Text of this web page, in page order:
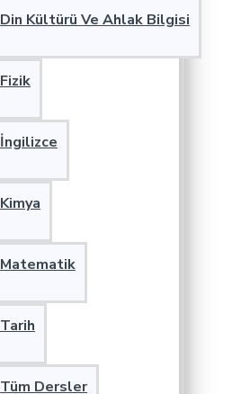
Din Kültürü Ve Ahlak Bilgisi
Fizik
İngilizce
Kimya
Matematik
Tarih
Tüm Dersler